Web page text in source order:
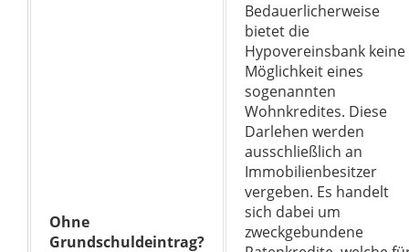
Ohne
Grundschuldeintrag?
Bedauerlicherweise
bietet die
Hypovereinsbank keine
Möglichkeit eines
sogenannten
Wohnkredites. Diese
Darlehen werden
ausschließlich an
Immobilienbesitzer
vergeben. Es handelt
sich dabei um
zweckgebundene